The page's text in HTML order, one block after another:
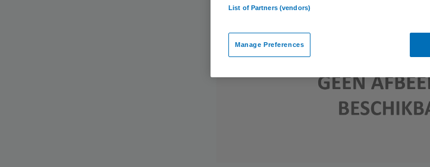
List of Partners (vendors)
Manage Preferences